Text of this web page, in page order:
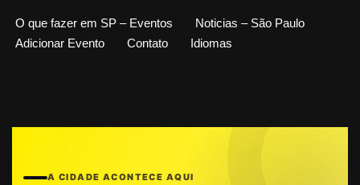
O que fazer em SP – Eventos
Noticias – São Paulo
Adicionar Evento
Contato Idiomas
A CIDADE ACONTECE AQUI